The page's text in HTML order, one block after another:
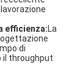
efficienza:La
di
il throughput